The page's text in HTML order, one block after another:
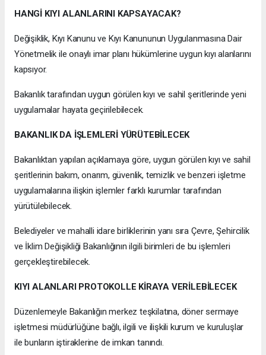
HANGİ KIYI ALANLARINI KAPSAYACAK?
Değişiklik, Kıyı Kanunu ve Kıyı Kanununun Uygulanmasına Dair
Yönetmelik ile onaylı imar planı hükümlerine uygun kıyı alanlarını
kapsıyor.
Bakanlık tarafından uygun görülen kıyı ve sahil şeritlerinde yeni
uygulamalar hayata geçirilebilecek.
BAKANLIK DA İŞLEMLERİ YÜRÜTEBİLECEK
Bakanlıktan yapılan açıklamaya göre, uygun görülen kıyı ve sahil
şeritlerinin bakım, onarım, güvenlik, temizlik ve benzeri işletme
uygulamalarına ilişkin işlemler farklı kurumlar tarafından
yürütülebilecek.
Belediyeler ve mahalli idare birliklerinin yanı sıra Çevre, Şehircilik
ve İklim Değişikliği Bakanlığının ilgili birimleri de bu işlemleri
gerçekleştirebilecek.
KIYI ALANLARI PROTOKOLLE KİRAYA VERİLEBİLECEK
Düzenlemeyle Bakanlığın merkez teşkilatına, döner sermaye
işletmesi müdürlüğüne bağlı, ilgili ve ilişkili kurum ve kuruluşlar
ile bunların iştiraklerine de imkan tanındı.